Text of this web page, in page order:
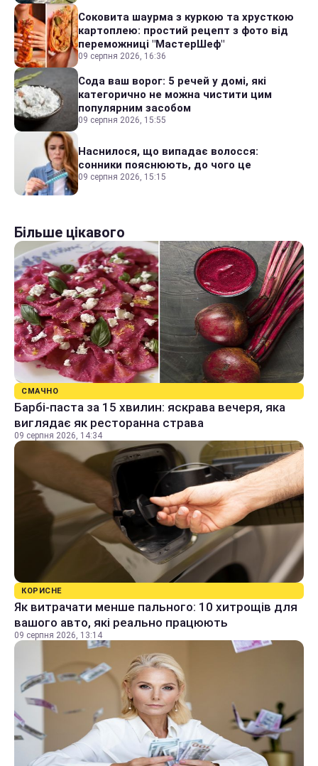
Соковита шаурма з куркою та хрусткою
картоплею: простий рецепт з фото від
переможниці "МастерШеф"
09 серпня 2026, 16:36
Сода ваш ворог: 5 речей у домі, які
категорично не можна чистити цим
популярним засобом
09 серпня 2026, 15:55
Наснилося, що випадає волосся:
сонники пояснюють, до чого це
09 серпня 2026, 15:15
Більше цікавого
СМАЧНО
Барбі-паста за 15 хвилин: яскрава вечеря, яка
виглядає як ресторанна страва
09 серпня 2026, 14:34
КОРИСНЕ
Як витрачати менше пального: 10 хитрощів для
вашого авто, які реально працюють
09 серпня 2026, 13:14